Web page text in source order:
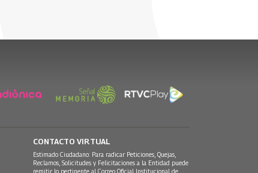
CONTACTO VIRTUAL
Estimado Ciudadano: Para radicar Peticiones, Quejas,
Reclamos, Solicitudes y Felicitaciones a la Entidad puede
remitir lo pertinente al Correo Oficial Institucional de